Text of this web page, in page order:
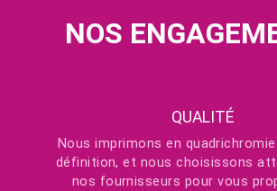
NOS
QUALITÉ
Nous imprimons en
définition, et nous choisissons
nos fournisseurs pour vous